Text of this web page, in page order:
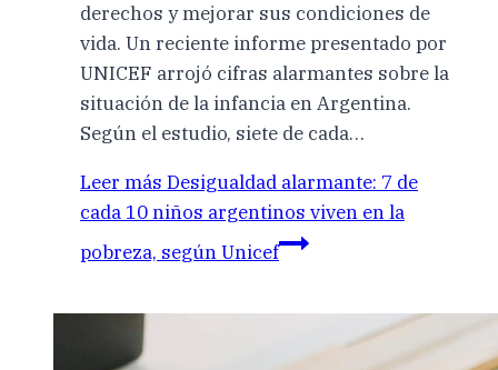
derechos y mejorar sus condiciones de
vida. Un reciente informe presentado por
UNICEF arrojó cifras alarmantes sobre la
situación de la infancia en Argentina.
Según el estudio, siete de cada…
Leer más Desigualdad alarmante: 7 de
cada 10 niños argentinos viven en la
pobreza, según Unicef